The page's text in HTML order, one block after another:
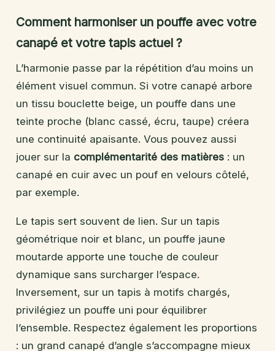
Comment harmoniser un pouffe avec votre
canapé et votre tapis actuel ?
L’harmonie passe par la répétition d’au moins un
élément visuel commun. Si votre canapé arbore
un tissu bouclette beige, un pouffe dans une
teinte proche (blanc cassé, écru, taupe) créera
une continuité apaisante. Vous pouvez aussi
jouer sur la complémentarité des matières : un
canapé en cuir avec un pouf en velours côtelé,
par exemple.
Le tapis sert souvent de lien. Sur un tapis
géométrique noir et blanc, un pouffe jaune
moutarde apporte une touche de couleur
dynamique sans surcharger l’espace.
Inversement, sur un tapis à motifs chargés,
privilégiez un pouffe uni pour équilibrer
l’ensemble. Respectez également les proportions
: un grand canapé d’angle s’accompagne mieux